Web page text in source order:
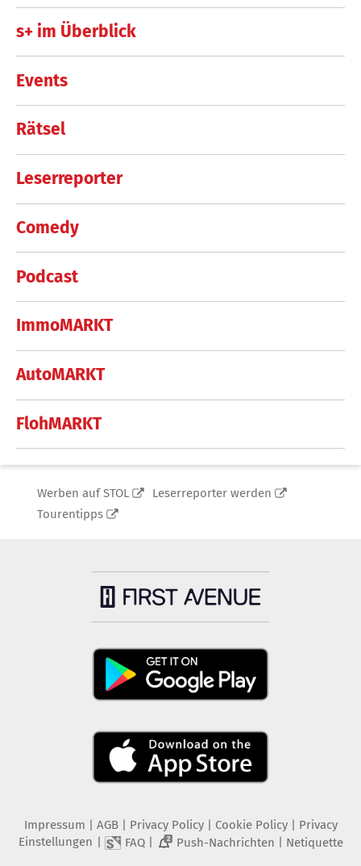
s+ im Überblick
Events
Rätsel
Leserreporter
Comedy
Podcast
ImmoMARKT
AutoMARKT
FlohMARKT
Werben auf STOL
Leserreporter werden
Tourentipps
Impressum AGB Privacy Policy| Cookie Policy| Privacy
Einstellungen
FAQ| 2 Push-Nachrichten Netiquette